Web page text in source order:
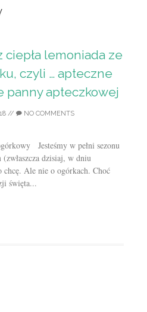
ciepła lemoniada ze
czyli … apteczne
panny apteczkowej
// NO COMMENTS
Jesteśmy w pełni sezonu
dzisiaj, w dniu
chcę. Ale nie o ogórkach. Choć
święta...